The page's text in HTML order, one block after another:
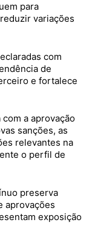
para
variações
com
de
e fortalece
a aprovação
sanções, as
relevantes na
o perfil de
preserva
aprovações
exposição